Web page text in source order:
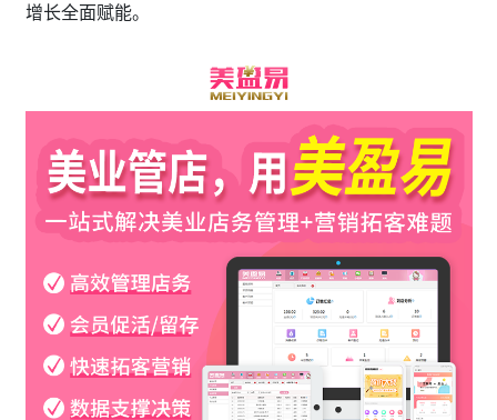
增长全面赋能。